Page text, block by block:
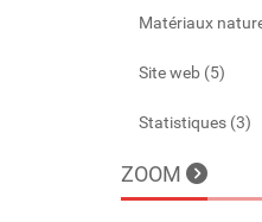
Matériaux
Site web (5)
Statistiques (3)
ZOOM